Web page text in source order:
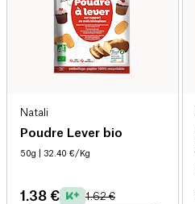
Natali
Poudre Lever bio
50g | 32.40 €/Kg
1.38 € 1.62 €